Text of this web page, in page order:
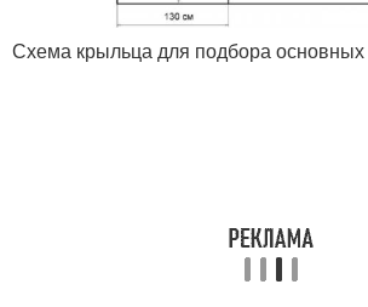
Схема крыльца для подбора